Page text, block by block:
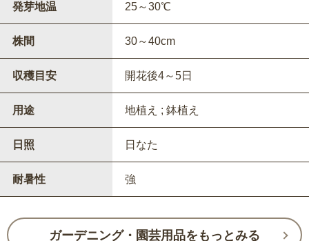
発芽地温 25～30℃
株間 30～40cm
収穫目安 開花後4～5日
用途 地植え ; 鉢植え
日照 日なた
耐暑性 強
ガーデニング・園芸用品をもっとみる